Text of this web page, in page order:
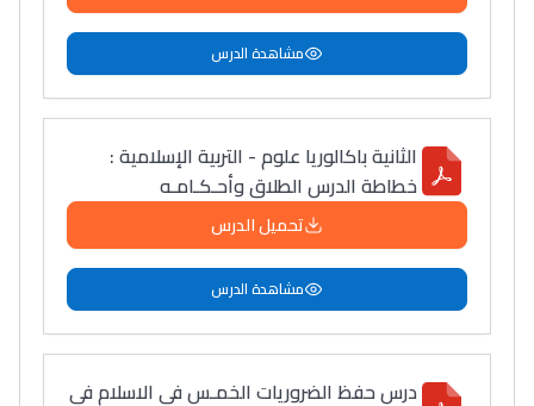
Collège au Maroc
Post-Bac
+ de 78 Sujets
Interviews/Vidéos
مشاهدة الدرس
الثانية باكالوريا علوم - التربية الإسلامية :
خطاطة الدرس الطلاق وأحـكـامـه
تحميل الدرس
مشاهدة الدرس
درس حفظ الضروريات الخمـس في الاسلام في